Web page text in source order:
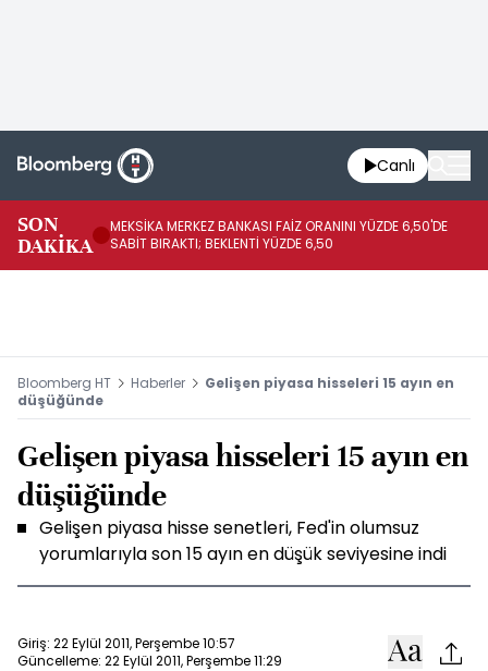
Canlı
SON
DAKİKA
MEKSİKA MERKEZ BANKASI FAİZ ORANINI YÜZDE 6,50'DE
SABİT BIRAKTI; BEKLENTİ YÜZDE 6,50
Bloomberg HT Haberler
Gelişen piyasa hisseleri 15 ayın en
düşüğünde
Gelişen piyasa hisseleri 15 ayın en
düşüğünde
Gelişen piyasa hisse senetleri, Fed'in olumsuz
yorumlarıyla son 15 ayın en düşük seviyesine indi
Giriş: 22 Eylül 2011, Perşembe 10:57
Güncelleme: 22 Eylül 2011, Perşembe 11:29